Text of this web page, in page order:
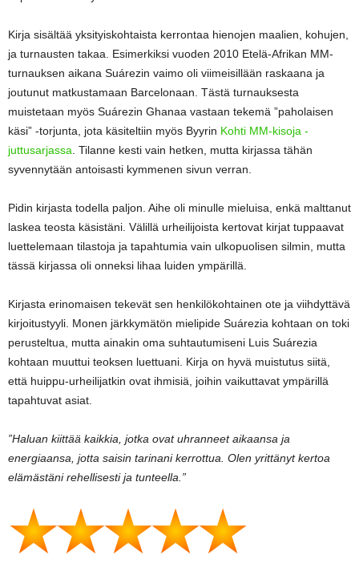
Kirja sisältää yksityiskohtaista kerrontaa hienojen maalien, kohujen,
ja turnausten takaa. Esimerkiksi vuoden 2010 Etelä-Afrikan MM-
turnauksen aikana Suárezin vaimo oli viimeisillään raskaana ja
joutunut matkustamaan Barcelonaan. Tästä turnauksesta
muistetaan myös Suárezin Ghanaa vastaan tekemä ”paholaisen
käsi” -torjunta, jota käsiteltiin myös Byyrin Kohti MM-kisoja -
juttusarjassa . Tilanne kesti vain hetken, mutta kirjassa tähän
syvennytään antoisasti kymmenen sivun verran.
Pidin kirjasta todella paljon. Aihe oli minulle mieluisa, enkä malttanut
laskea teosta käsistäni. Välillä urheilijoista kertovat kirjat tuppaavat
luettelemaan tilastoja ja tapahtumia vain ulkopuolisen silmin, mutta
tässä kirjassa oli onneksi lihaa luiden ympärillä.
Kirjasta erinomaisen tekevät sen henkilökohtainen ote ja viihdyttävä
kirjoitustyyli. Monen järkkymätön mielipide Suárezia kohtaan on toki
perusteltua, mutta ainakin oma suhtautumiseni Luis Suárezia
kohtaan muuttui teoksen luettuani. Kirja on hyvä muistutus siitä,
että huippu-urheilijatkin ovat ihmisiä, joihin vaikuttavat ympärillä
tapahtuvat asiat.
”Haluan kiittää kaikkia, jotka ovat uhranneet aikaansa ja
energiaansa, jotta saisin tarinani kerrottua. Olen yrittänyt kertoa
elämästäni rehellisesti ja tunteella.”